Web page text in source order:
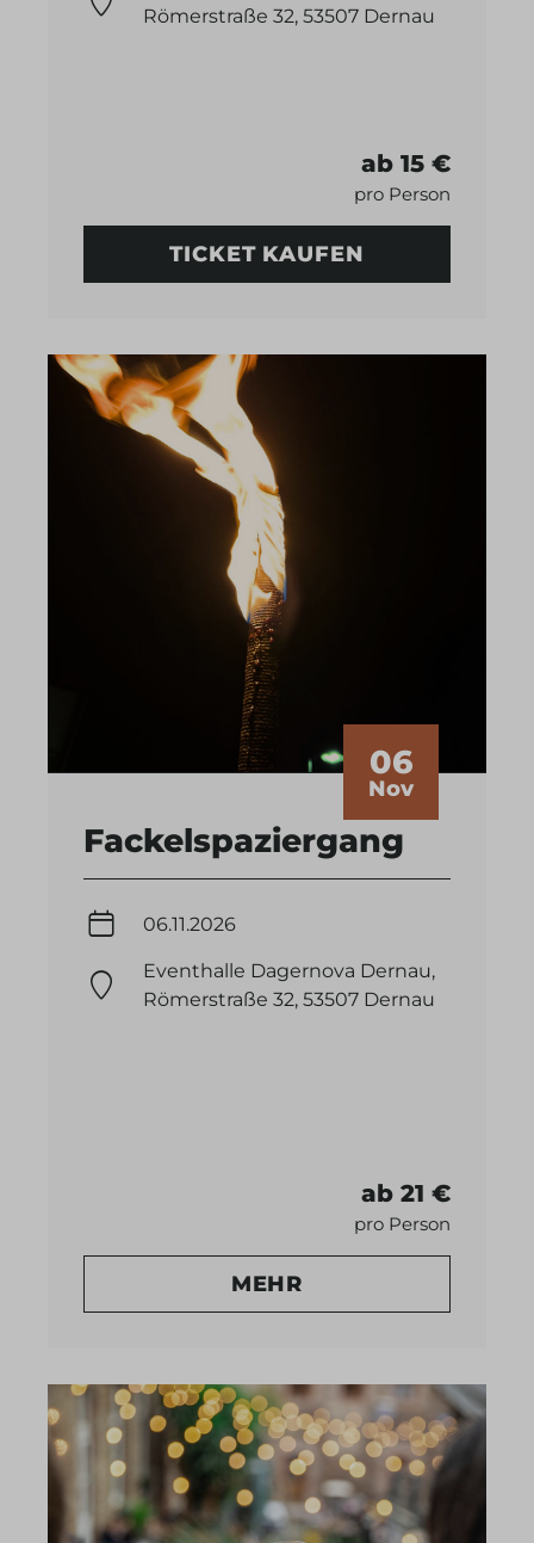
Römerstraße 32, 53507 Dernau
ab 15 €
pro Person
TICKET KAUFEN
06
Nov
Fackelspaziergang
06.11.2026
Eventhalle Dagernova Dernau,
Römerstraße 32, 53507 Dernau
ab 21 €
pro Person
MEHR